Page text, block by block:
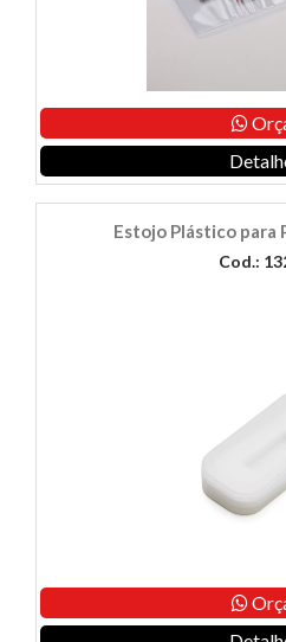
Estojo Plástico para
Cod.: